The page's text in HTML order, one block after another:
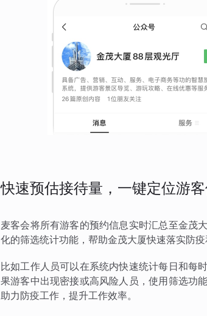
快速预估接待量，一键定位游
麦客会将所有游客的预约信息实时汇总至金茂
化的筛选统计功能，帮助金茂大厦快速落实防疫
比如工作人员可以在系统内快速统计每日和每
果游客中出现密接或高风险人员，使用筛选功
助力防疫工作，提升工作效率。